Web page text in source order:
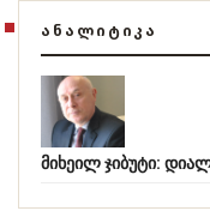
ᲐᲜᲐᲚᲘᲢᲘᲙᲐ
მიხეილ ჯიბუტი: